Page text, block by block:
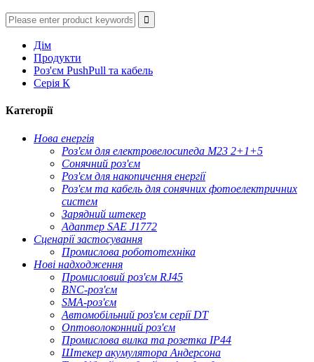
Дім
Продукти
Роз'єм PushPull та кабель
Серія К
Категорії
Нова енергія
Роз'єм для електровелосипеда M23 2+1+5
Сонячний роз'єм
Роз'єм для накопичення енергії
Роз'єм та кабель для сонячних фотоелектричних
систем
Зарядний штекер
Адаптер SAE J1772
Сценарії застосування
Промислова робототехніка
Нові надходження
Промисловий роз'єм RJ45
BNC-роз'єм
SMA-роз'єм
Автомобільний роз'єм серії DT
Оптоволоконний роз'єм
Промислова вилка та розетка IP44
Штекер акумулятора Андерсона